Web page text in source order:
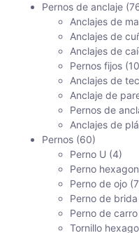
Pernos de anclaje
Anclajes de
Anclajes de
Anclajes de
Pernos fijos
Anclajes de
Anclaje de
Pernos de
Anclajes de
Pernos (60)
Perno U (4)
Perno
Perno de ojo
Perno de brida
Perno de carro
Tornillo